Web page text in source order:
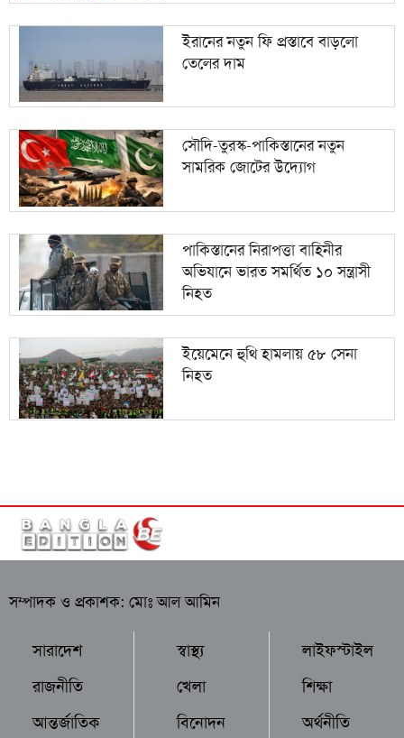
ইরানের নতুন ফি প্রস্তাবে বাড়লো
তেলের দাম
সৌদি-তুরস্ক-পাকিস্তানের নতুন
সামরিক জোটের উদ্যোগ
পাকিস্তানের নিরাপত্তা বাহিনীর
অভিযানে ভারত সমর্থিত ১০ সন্ত্রাসী
নিহত
ইয়েমেনে হুথি হামলায় ৫৮ সেনা
নিহত
সম্পাদক ও প্রকাশক: মোঃ আল আমিন
সারাদেশ
রাজনীতি
আন্তর্জাতিক
স্বাস্থ্য
খেলা
বিনোদন
লাইফস্টাইল
শিক্ষা
অর্থনীতি